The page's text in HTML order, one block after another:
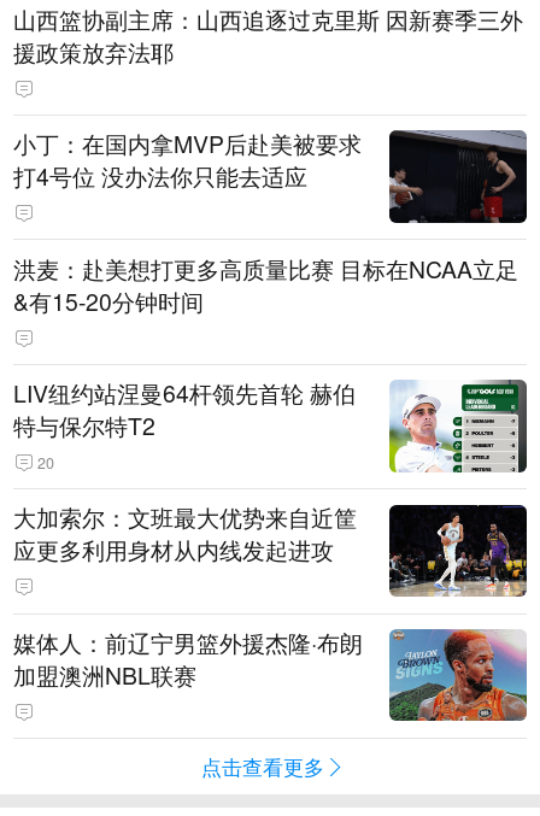
山西篮协副主席：山西追逐过克里斯 因新赛季三外
援政策放弃法耶
小丁：在国内拿MVP后赴美被要求
打4号位 没办法你只能去适应
洪麦：赴美想打更多高质量比赛 目标在NCAA立足
&有15-20分钟时间
LIV纽约站涅曼64杆领先首轮 赫伯
特与保尔特T2
20
大加索尔：文班最大优势来自近筐
应更多利用身材从内线发起进攻
媒体人：前辽宁男篮外援杰隆·布朗
加盟澳洲NBL联赛
点击查看更多